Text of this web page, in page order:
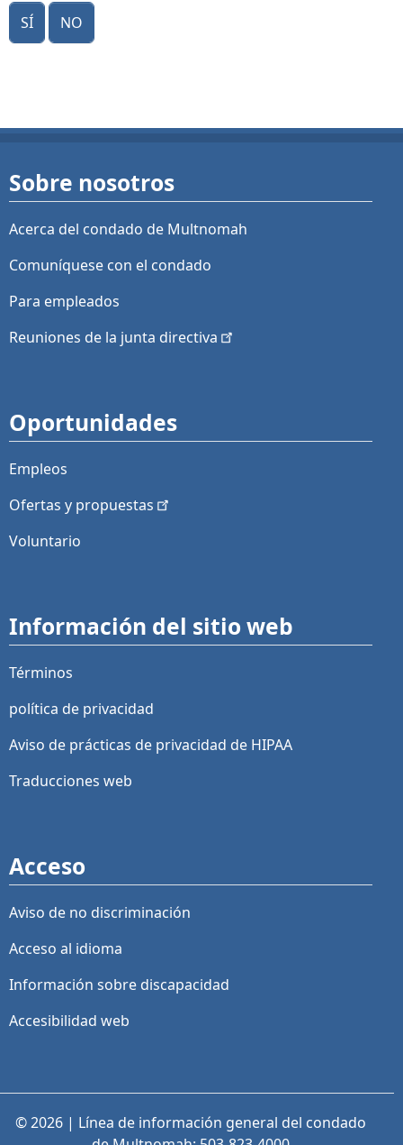
Sí No
Sobre nosotros
Acerca del condado de Multnomah
Comuníquese con el condado
Para empleados
Reuniones de la junta directiva
Oportunidades
Empleos
Ofertas y propuestas
Voluntario
Información del sitio web
Términos
política de privacidad
Aviso de prácticas de privacidad de HIPAA
Traducciones web
Acceso
Aviso de no discriminación
Acceso al idioma
Información sobre discapacidad
Accesibilidad web
© 2026 | Línea de información general del condado